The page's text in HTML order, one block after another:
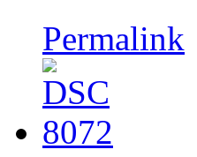
Permalink